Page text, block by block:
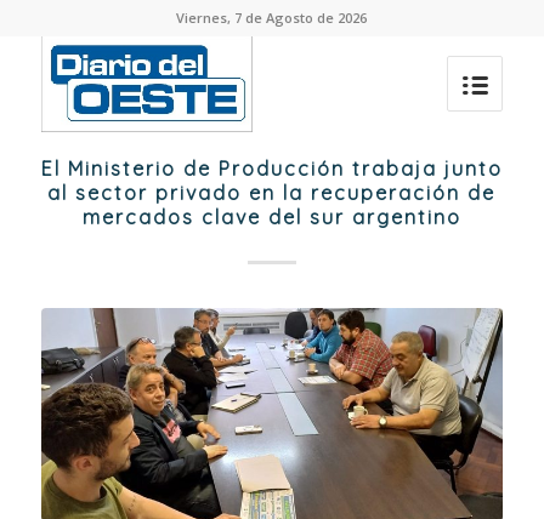
Viernes, 7 de Agosto de 2026
El Ministerio de Producción trabaja junto
al sector privado en la recuperación de
mercados clave del sur argentino